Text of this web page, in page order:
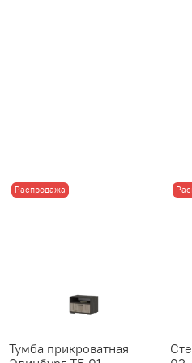
Распродажа
Тумба прикроватная